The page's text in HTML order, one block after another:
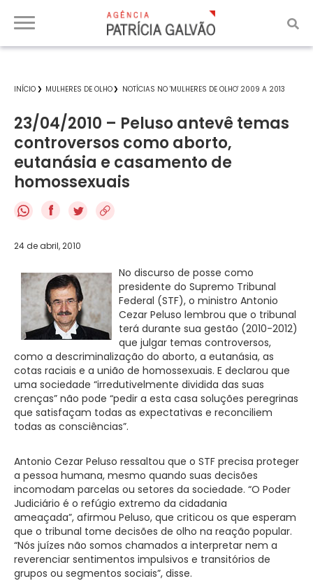
INÍCIO MULHERES DE OLHO NOTÍCIAS NO 'MULHERES DE OLHO' 2009 A 2013
23/04/2010 – Peluso antevê temas
controversos como aborto,
eutanásia e casamento de
homossexuais
f
24 de abril, 2010
No discurso de posse como
presidente do Supremo Tribunal
Federal (STF), o ministro Antonio
Cezar Peluso lembrou que o tribunal
terá durante sua gestão (2010-2012)
que julgar temas controversos,
como a descriminalização do aborto, a eutanásia, as
cotas raciais e a união de homossexuais. E declarou que
uma sociedade “irredutivelmente dividida das suas
crenças” não pode “pedir a esta casa soluções peregrinas
que satisfaçam todas as expectativas e reconciliem
todas as consciências”.
Antonio Cezar Peluso ressaltou que o STF precisa proteger
a pessoa humana, mesmo quando suas decisões
incomodam parcelas ou setores da sociedade. “O Poder
Judiciário é o refúgio extremo da cidadania
ameaçada”, afirmou Peluso, que criticou os que esperam
que o tribunal tome decisões de olho na reação popular.
“Nós juízes não somos chamados a interpretar nem a
reverenciar sentimentos impulsivos e transitórios de
grupos ou segmentos sociais”, disse.